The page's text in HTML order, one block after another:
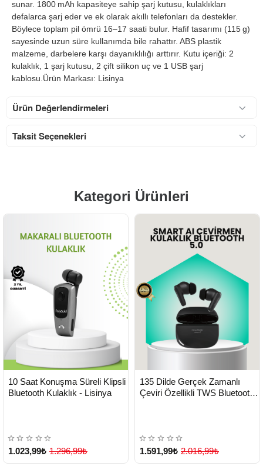
sunar. 1800 mAh kapasiteye sahip şarj kutusu, kulaklıkları
defalarca şarj eder ve ek olarak akıllı telefonları da destekler.
Böylece toplam pil ömrü 16–17 saati bulur. Hafif tasarımı (115 g)
sayesinde uzun süre kullanımda bile rahattır. ABS plastik
malzeme, darbelere karşı dayanıklılığı arttırır. Kutu içeriği: 2
kulaklık, 1 şarj kutusu, 2 çift silikon uç ve 1 USB şarj
kablosu.Ürün Markası: Lisinya
Ürün Değerlendirmeleri
Taksit Seçenekleri
Kategori Ürünleri
TESLİMAT
10 Saat Konuşma Süreli Klipsli
Bluetooth Kulaklık - Lisinya
1.023,99₺ 1.296,99₺
TESLİMAT
135 Dilde Gerçek Zamanlı
Çeviri Özellikli TWS Bluetooth
1.591,99₺ 2.016,99₺